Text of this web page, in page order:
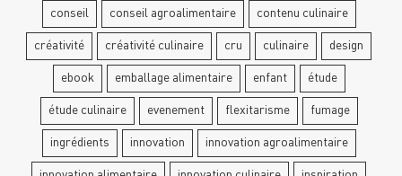
conseil conseil agroalimentaire contenu culinaire
créativité créativité culinaire cru culinaire design
ebook emballage alimentaire enfant étude
étude culinaire evenement flexitarisme fumage
ingrédients innovation innovation agroalimentaire